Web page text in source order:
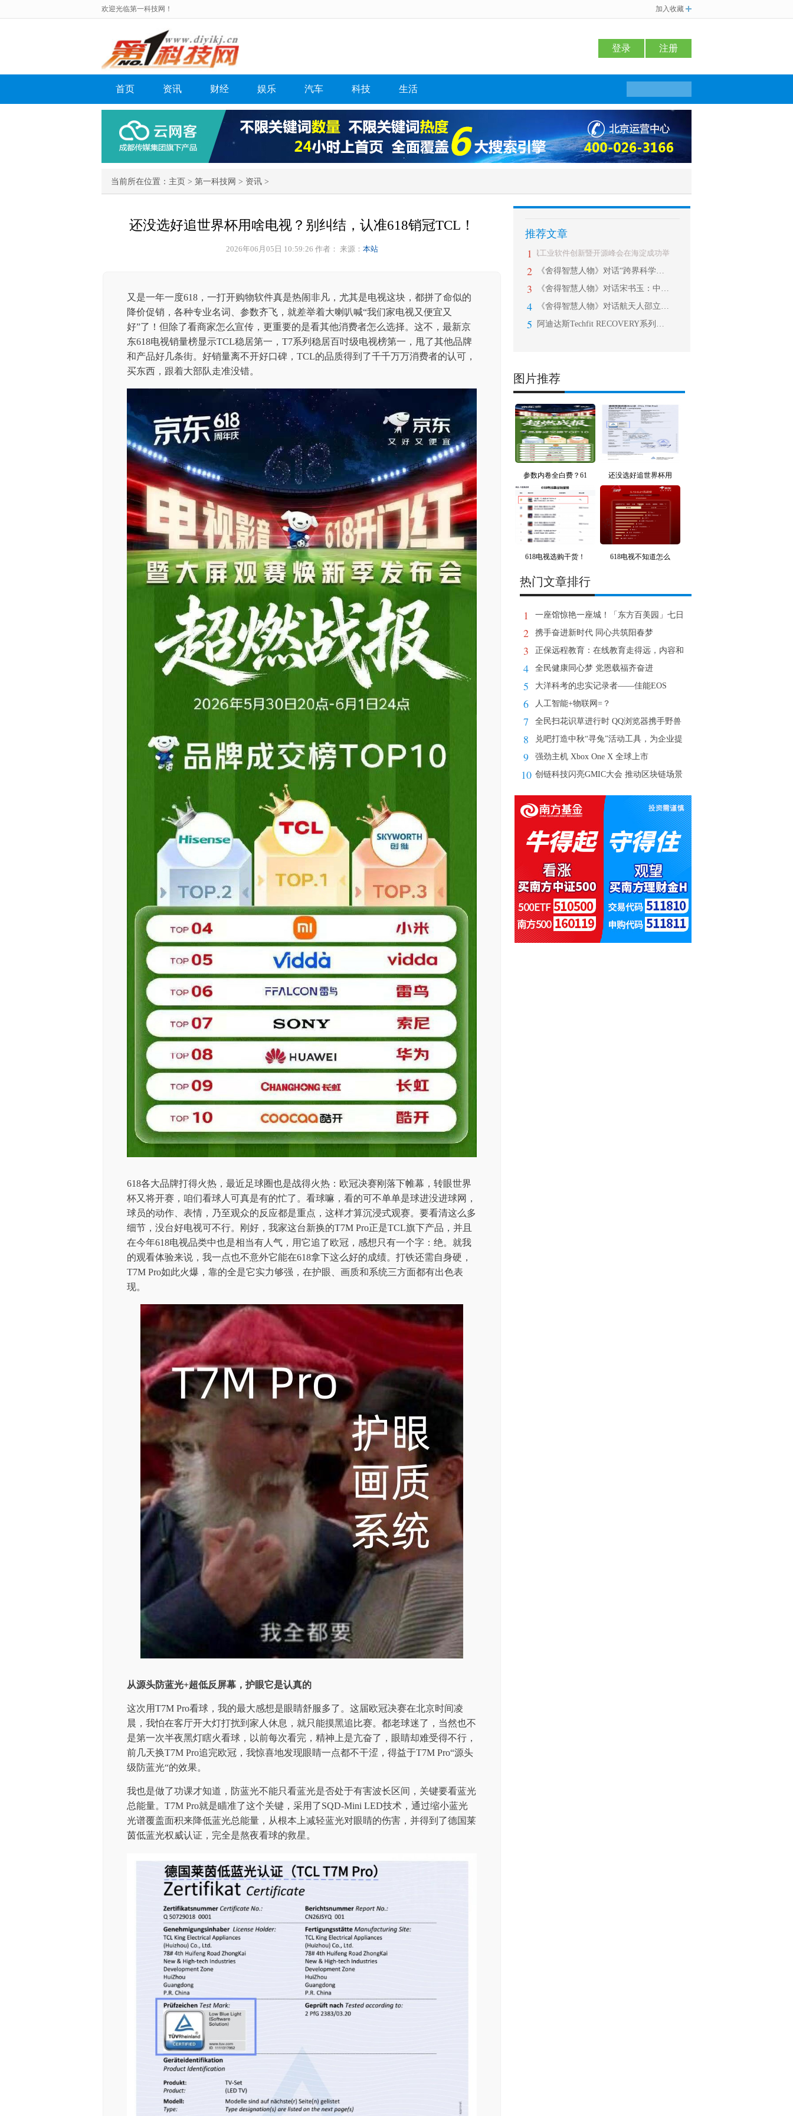
欢迎光临第一科技网！ 加入收藏
登录 注册
首页 资讯 财经 娱乐 汽车 科技 生活
当前所在位置： 主页 > 第一科技网 > 资讯 >
还没选好追世界杯用啥电视？别纠结，认准618销冠TCL！
2026年06月05日 10:59:26 作者： 来源： 本站
又是一年一度618，一打开购物软件真是热闹非凡，尤其是电视这块，都拼了命似的
降价促销，各种专业名词、参数齐飞，就差举着大喇叭喊“我们家电视又便宜又
好”了！但除了看商家怎么宣传，更重要的是看其他消费者怎么选择。这不，最新京
东618电视销量榜显示TCL稳居第一，T7系列稳居百吋级电视榜第一，甩了其他品牌
和产品好几条街。好销量离不开好口碑，TCL的品质得到了千千万万消费者的认可，
买东西，跟着大部队走准没错。
618各大品牌打得火热，最近足球圈也是战得火热：欧冠决赛刚落下帷幕，转眼世界
杯又将开赛，咱们看球人可真是有的忙了。看球嘛，看的可不单单是球进没进球网，
球员的动作、表情，乃至观众的反应都是重点，这样才算沉浸式观赛。要看清这么多
细节，没台好电视可不行。刚好，我家这台新换的T7M Pro正是TCL旗下产品，并且
在今年618电视品类中也是相当有人气，用它追了欧冠，感想只有一个字：绝。就我
的观看体验来说，我一点也不意外它能在618拿下这么好的成绩。打铁还需自身硬，
T7M Pro如此火爆，靠的全是它实力够强，在护眼、画质和系统三方面都有出色表
现。
从源头防蓝光+超低反屏幕，护眼它是认真的
这次用T7M Pro看球，我的最大感想是眼睛舒服多了。这届欧冠决赛在北京时间凌
晨，我怕在客厅开大灯打扰到家人休息，就只能摸黑追比赛。都老球迷了，当然也不
是第一次半夜黑灯瞎火看球，以前每次看完，精神上是亢奋了，眼睛却难受得不行，
前几天换T7M Pro追完欧冠，我惊喜地发现眼睛一点都不干涩，得益于T7M Pro“源头
级防蓝光“的效果。
我也是做了功课才知道，防蓝光不能只看蓝光是否处于有害波长区间，关键要看蓝光
总能量。T7M Pro就是瞄准了这个关键，采用了SQD-Mini LED技术，通过缩小蓝光
光谱覆盖面积来降低蓝光总能量，从根本上减轻蓝光对眼睛的伤害，并得到了德国莱
茵低蓝光权威认证，完全是熬夜看球的救星。
推荐文章
1
中关村科学城工业软件创新暨开源峰会在海淀成功举
2 《舍得智慧人物》对话“跨界科学家”杜祥琬：家国
3 《舍得智慧人物》对话宋书玉：中国美酒文化核心在
4 《舍得智慧人物》对话航天人邵立民：国之大者，中
5 阿迪达斯Techfit RECOVERY系列新品上市
图片推荐
参数内卷全白费？61 还没选好追世界杯用
618电视选购干货！ 618电视不知道怎么
热门文章排行
1
一座馆惊艳一座城！「东方百美园」七日
寻美之旅完
2 携手奋进新时代 同心共筑阳春梦
3
正保远程教育：在线教育走得远，内容和
服务是关键
4 全民健康同心梦 党恩载福齐奋进
5
大洋科考的忠实记录者——佳能EOS
C100 Mark II拍
6 人工智能+物联网=？
7
全民扫花识草进行时 QQ浏览器携手野兽
派“发现花
8
兑吧打造中秋“寻兔”活动工具，为企业提
供全新运
9 强劲主机 Xbox One X 全球上市
10 创链科技闪亮GMIC大会 推动区块链场景